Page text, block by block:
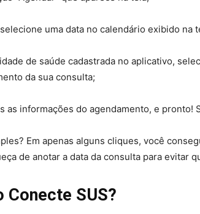
uma data no calendário exibido na
de saúde cadastrada no aplicativo,
da sua consulta;
as informações do agendamento, e pronto!
Em apenas alguns cliques, você
de anotar a data da consulta para evitar
Conecte SUS?